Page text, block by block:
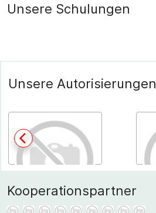
Unsere Schulungen
Unsere Autorisierungen
Kooperationspartner